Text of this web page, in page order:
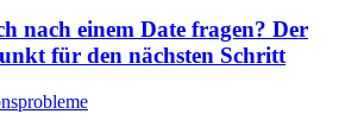
nach einem Date fragen? Der
für den nächsten Schritt